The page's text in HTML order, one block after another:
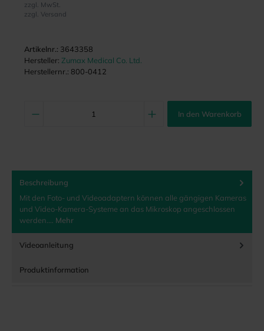
zzgl. MwSt.
zzgl. Versand
Artikelnr.: 3643358
Hersteller: Zumax Medical Co. Ltd.
Herstellernr.: 800-0412
In den Warenkorb
Beschreibung
Mit den Foto- und Videoadaptern können alle gängigen Kameras
und Video-Kamera-Systeme an das Mikroskop angeschlossen
werden.… Mehr
Videoanleitung
Produktinformation